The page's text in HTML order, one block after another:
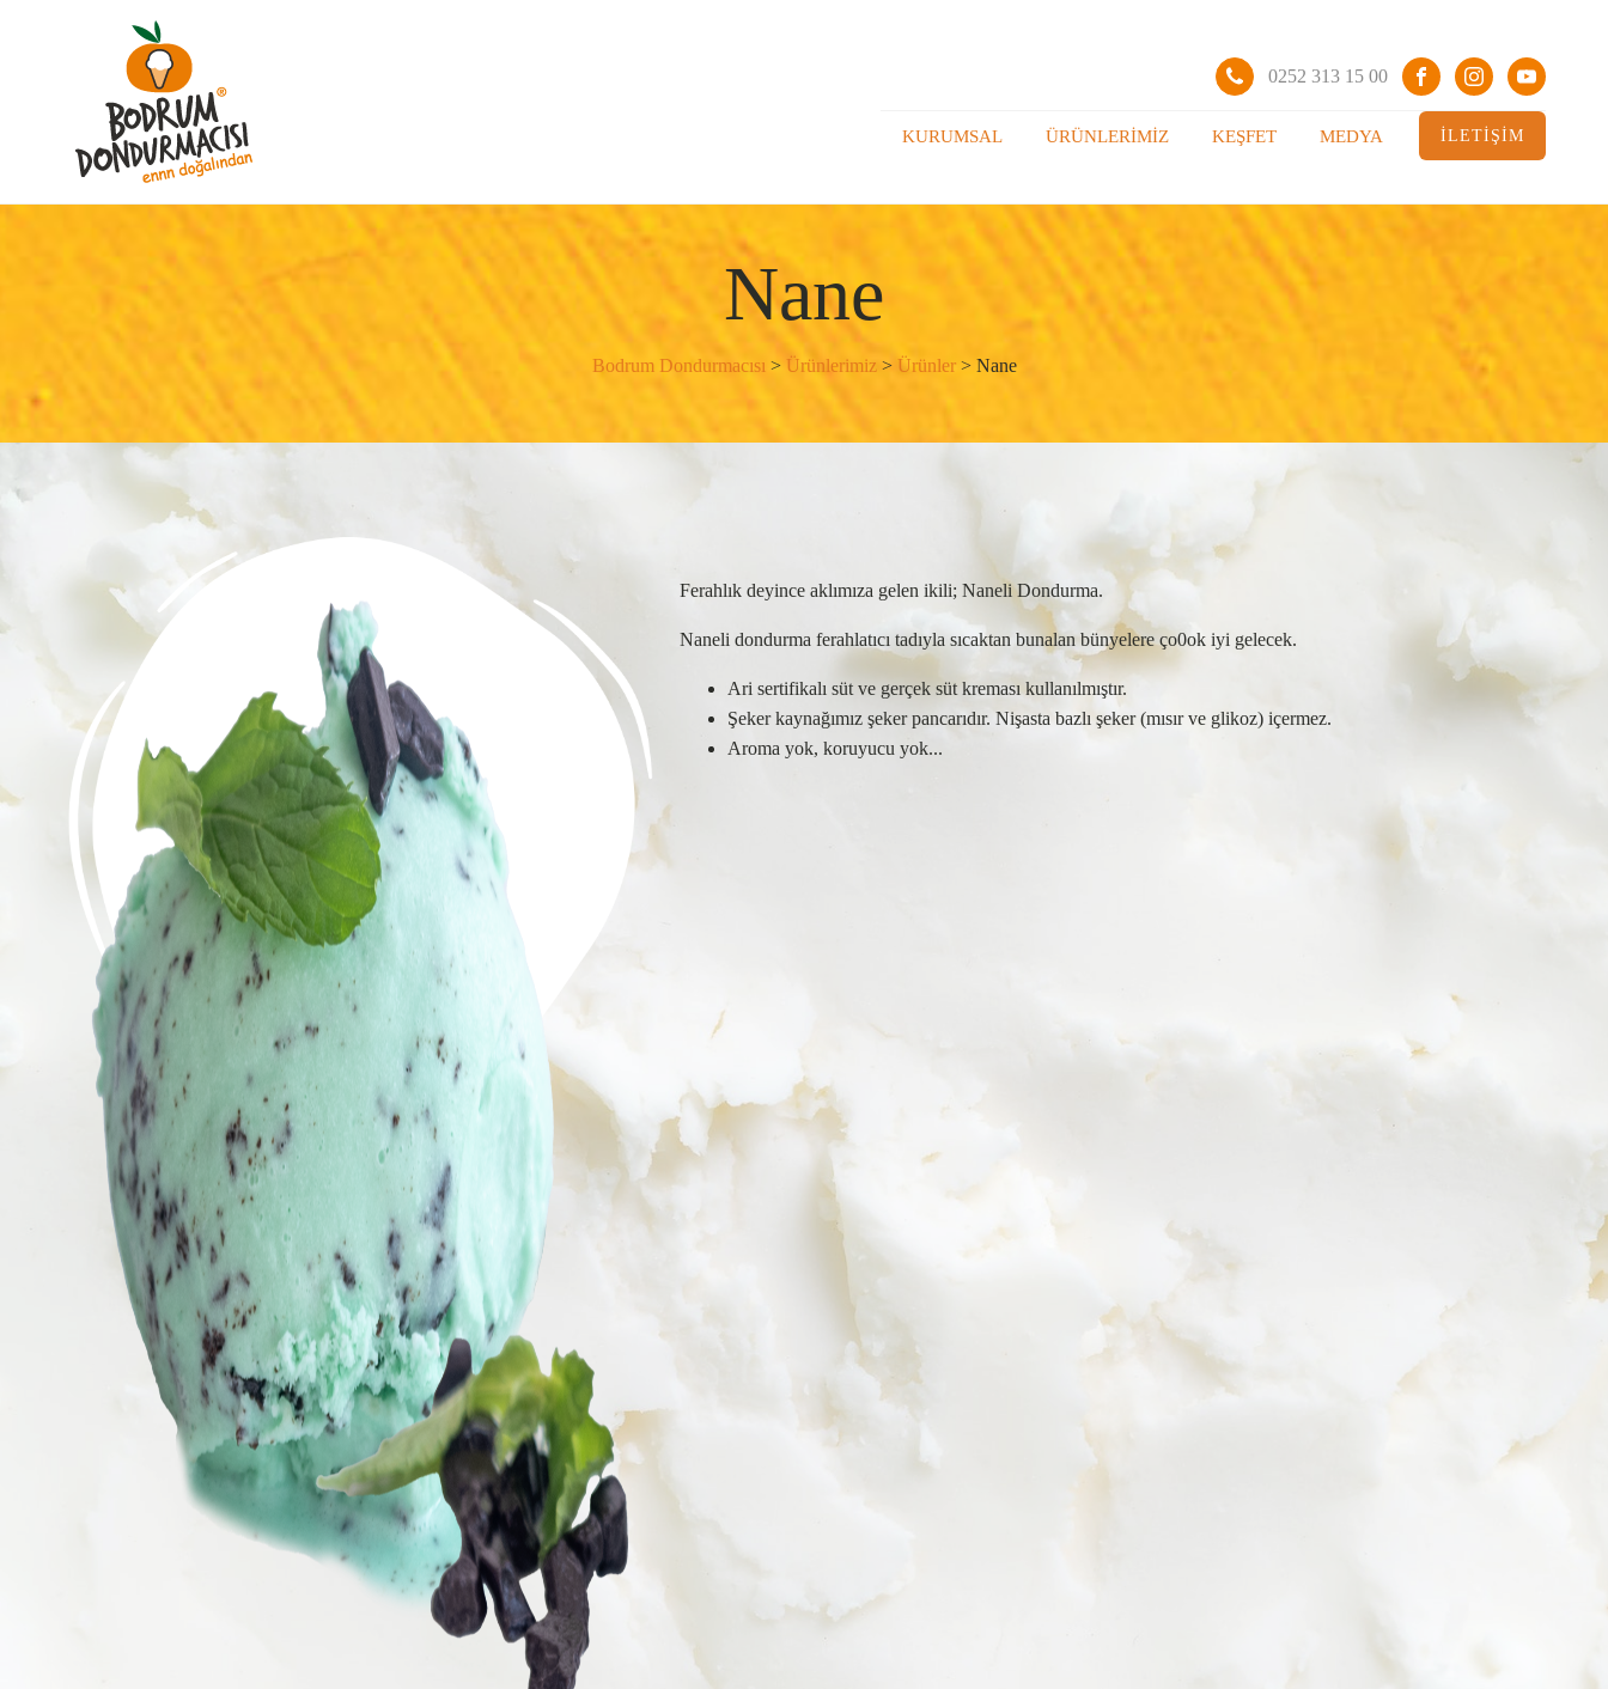
0252 313 15 00
KURUMSAL ÜRÜNLERIMIZ KEŞFET MEDYA İLETİŞİM
Nane
Bodrum Dondurmacısı > Ürünlerimiz> Ürünler> Nane
Ferahlık deyince aklımıza gelen ikili; Naneli Dondurma.
Naneli dondurma ferahlatıcı tadıyla sıcaktan bunalan bünyelere ço0ok iyi gelecek.
Ari sertifikalı süt ve gerçek süt kreması kullanılmıştır.
Şeker kaynağımız şeker pancarıdır. Nişasta bazlı şeker (mısır ve glikoz) içermez.
Aroma yok, koruyucu yok...